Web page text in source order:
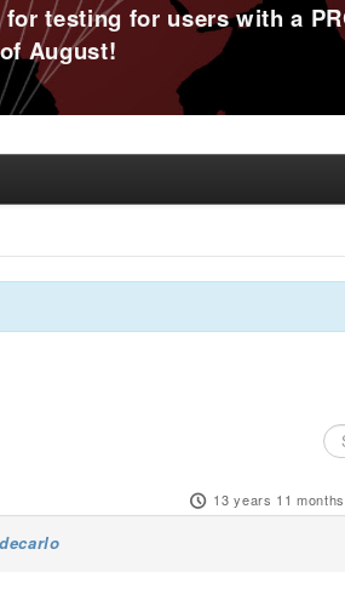
for testing for users with a
August!
13 years 11